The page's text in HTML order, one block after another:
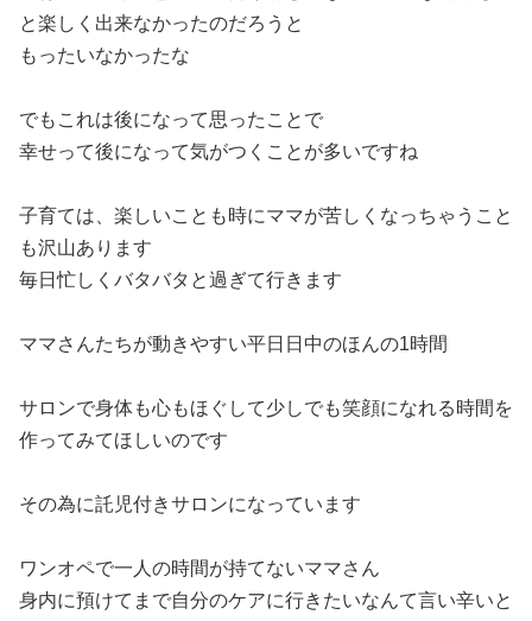
と楽しく出来なかったのだろうと
もったいなかったな
でもこれは後になって思ったことで
幸せって後になって気がつくことが多いですね
子育ては、楽しいことも時にママが苦しくなっちゃうこと
も沢山あります
毎日忙しくバタバタと過ぎて行きます
ママさんたちが動きやすい平日日中のほんの1時間
サロンで身体も心もほぐして少しでも笑顔になれる時間を
作ってみてほしいのです
その為に託児付きサロンになっています
ワンオペで一人の時間が持てないママさん
身内に預けてまで自分のケアに行きたいなんて言い辛いと